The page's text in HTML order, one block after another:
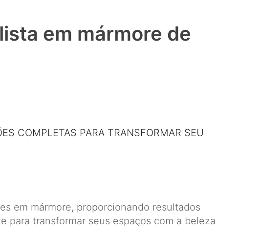
em mármore de
COMPLETAS PARA TRANSFORMAR SEU
em mármore, proporcionando resultados
para transformar seus espaços com a beleza